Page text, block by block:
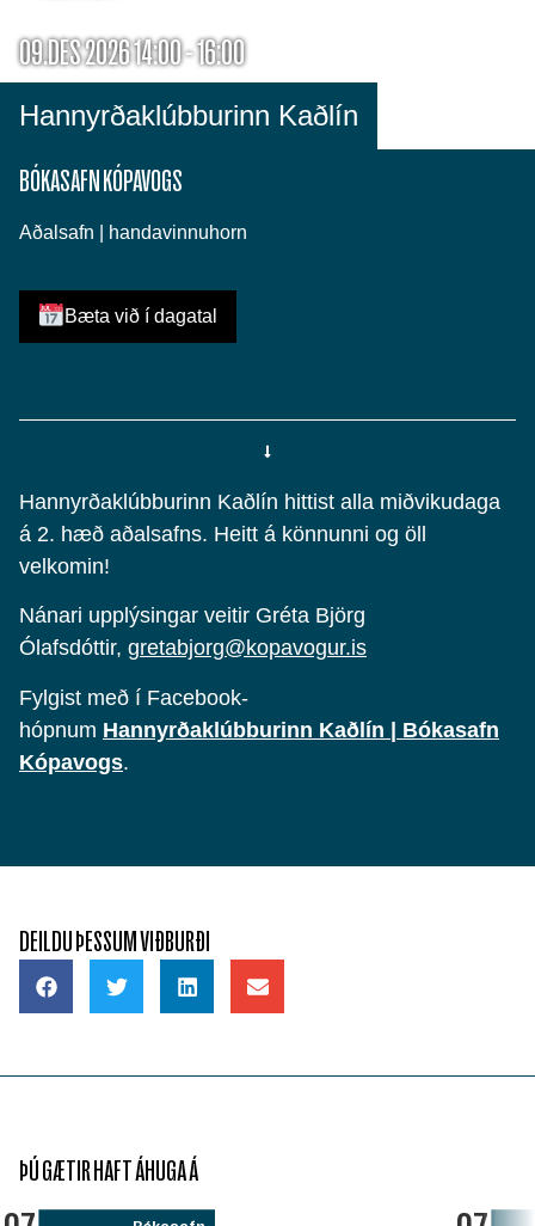
09.DES 2026 14:00 - 16:00
Hannyrðaklúbburinn Kaðlín
BÓKASAFN KÓPAVOGS
Aðalsafn | handavinnuhorn
Bæta við í dagatal
Hannyrðaklúbburinn Kaðlín hittist alla miðvikudaga
á 2. hæð aðalsafns. Heitt á könnunni og öll
velkomin!
Nánari upplýsingar veitir Gréta Björg
Ólafsdóttir, gretabjorg@kopavogur.is
Fylgist með í Facebook-
hópnum Hannyrðaklúbburinn Kaðlín | Bókasafn
Kópavogs.
DEILDU ÞESSUM VIÐBURÐI
ÞÚ GÆTIR HAFT ÁHUGA Á